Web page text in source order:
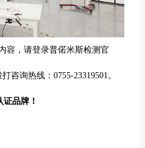
容，请登录普偌米斯检测官
打咨询热线： 0755-23319501。
品牌！